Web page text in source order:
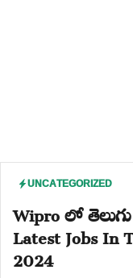
UNCATEGORIZED
Wipro లో
Latest Jobs In
2024